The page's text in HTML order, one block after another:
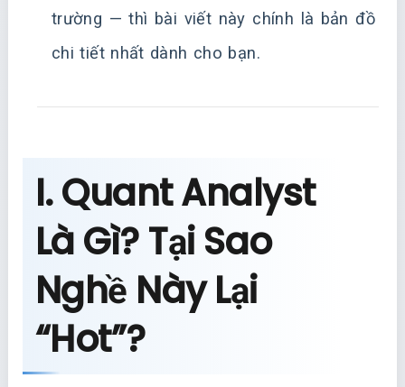
trường — thì bài viết này chính là bản đồ
chi tiết nhất dành cho bạn.
I. Quant Analyst
Là Gì? Tại Sao
Nghề Này Lại
“Hot”?